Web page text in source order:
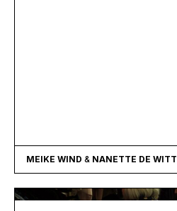
MEIKE WIND & NANETTE DE WITT